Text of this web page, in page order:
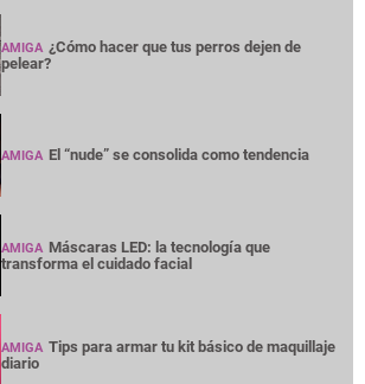
AMIGA ¿Cómo hacer que tus perros dejen de
pelear?
AMIGA El “nude” se consolida como tendencia
AMIGA Máscaras LED: la tecnología que
transforma el cuidado facial
AMIGA Tips para armar tu kit básico de maquillaje
diario